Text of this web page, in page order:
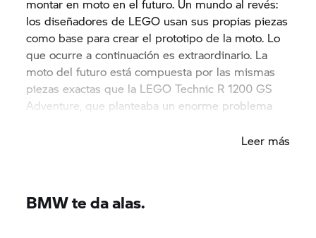
montar en moto en el futuro. Un mundo al revés:
los diseñadores de LEGO usan sus propias piezas
como base para crear el prototipo de la moto. Lo
que ocurre a continuación es extraordinario. La
moto del futuro está compuesta por las mismas
piezas exactas que la LEGO Technic R 1200 GS
Adventure, que planteaba un enorme problema
Leer más
BMW te da alas.